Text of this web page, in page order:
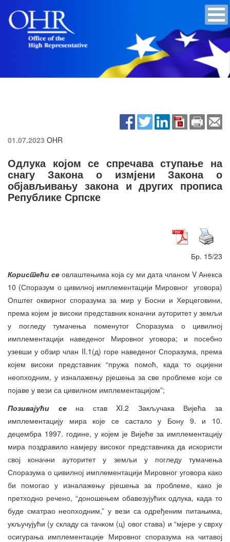
01.07.2023 OHR
Одлука којом се спречава ступање на
снагу Закона о измјени Закона о
објављивању закона и других прописа
Републике Српске
Бр. 15/23
Користећи сеовлаштењима која су ми дата чланом V Анекса
10 (Споразум о цивилној имплементацији Мировног уговора)
Општег оквирног споразума за мир у Босни и Херцеговини,
према којем је високи представник коначни ауторитет у земљи
у погледу тумачења поменутог Споразума о цивилној
имплементацији наведеног Мировног уговора; и посебно
узевши у обзир члан II.1(д) горе наведеног Споразума, према
којем високи представник “пружа помоћ, када то оцијени
неопходним, у изналажењу рјешења за све проблеме који се
појаве у вези са цивилном имплементацијом”;
Позивајући се на став XI.2 Закључака Вијећа за
имплементацију мира које се састало у Бону 9. и 10.
децембра 1997. године, у којем је Вијеће за имплементацију
мира поздравило намјеру високог представника да искористи
свој коначни ауторитет у земљи у погледу тумачења
Споразума о цивилној имплементацији Мировног уговора како
би помогао у изналажењу рјешења за проблеме, како је
претходно речено, “доношењем обавезујућих одлука, када то
буде сматрао неопходним,” у вези са одређеним питањима,
укључујући (у складу са тачком (ц) овог става) и “мјере у сврху
осигурања имплементације Мировног споразума на читавој